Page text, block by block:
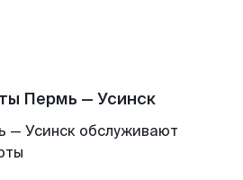
Пермь — Усинск
— Усинск обслуживают